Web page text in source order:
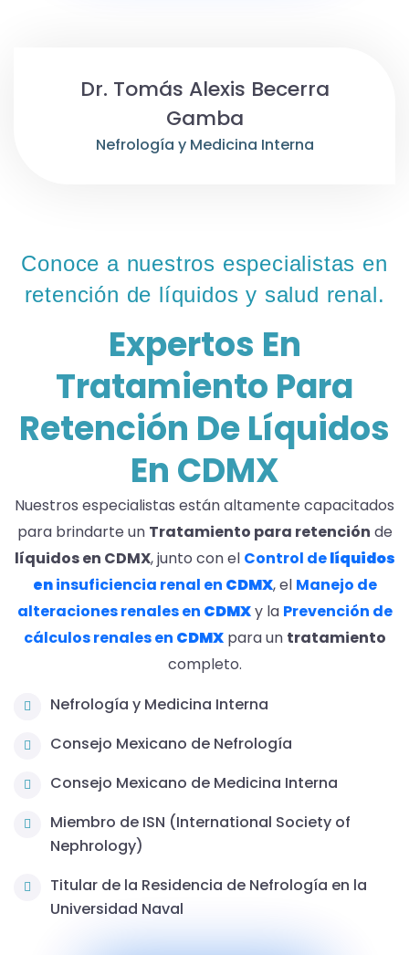
Dr. Tomás Alexis Becerra
Gamba
Nefrología y Medicina Interna
Conoce a nuestros especialistas en
retención de líquidos y salud renal.
Expertos En
Tratamiento Para
Retención De Líquidos
En CDMX
Nuestros especialistas están altamente capacitados
para brindarte un Tratamiento para retención de
líquidos en CDMX, junto con el Control delíquidos
eninsuficiencia renal en CDMX, el Manejo de
alteraciones renales en CDMXy la Prevención de
cálculos renales en CDMXpara un tratamiento
completo.
Nefrología y Medicina Interna
Consejo Mexicano de Nefrología
Consejo Mexicano de Medicina Interna
Miembro de ISN (International Society of
Nephrology)
Titular de la Residencia de Nefrología en la
Universidad Naval